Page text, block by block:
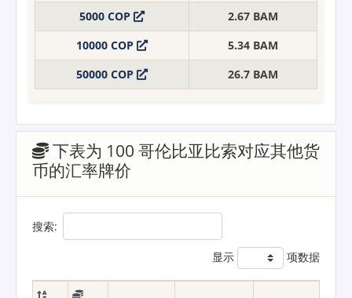
5000 COP
2.67 BAM
10000 COP
5.34 BAM
50000 COP
26.7 BAM
下表为 100 哥伦比亚比索对应其他货
币的汇率牌价
搜索:
显示 项数据